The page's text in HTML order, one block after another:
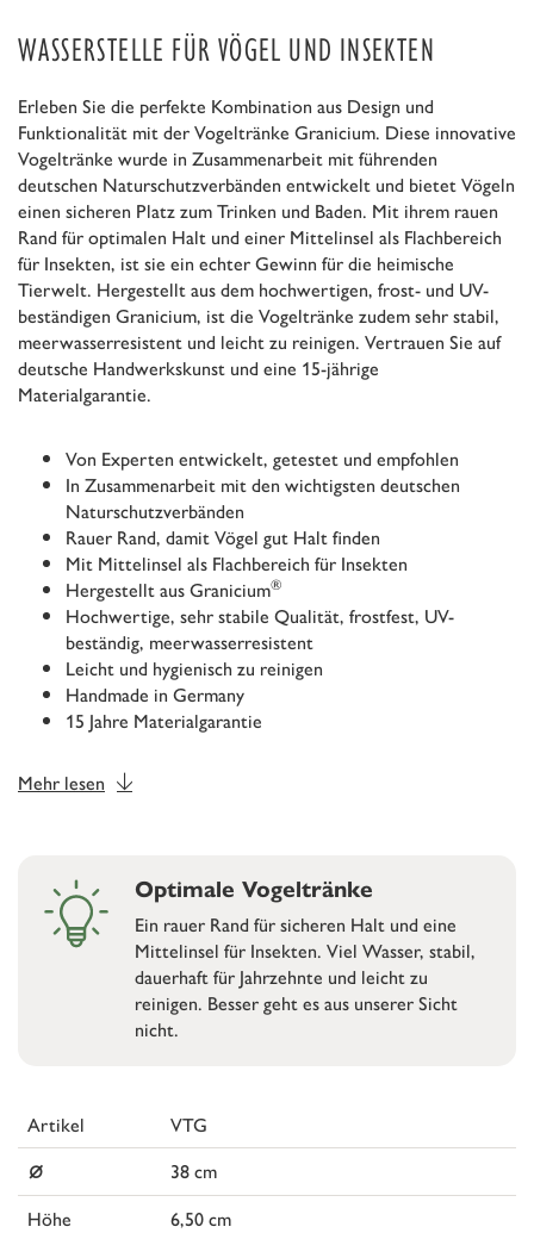
WASSERSTELLE FÜR VÖGEL UND INSEKTEN
Erleben Sie die perfekte Kombination aus Design und
Funktionalität mit der Vogeltränke Granicium. Diese innovative
Vogeltränke wurde in Zusammenarbeit mit führenden
deutschen Naturschutzverbänden entwickelt und bietet Vögeln
einen sicheren Platz zum Trinken und Baden. Mit ihrem rauen
Rand für optimalen Halt und einer Mittelinsel als Flachbereich
für Insekten, ist sie ein echter Gewinn für die heimische
Tierwelt. Hergestellt aus dem hochwertigen, frost- und UV-
beständigen Granicium, ist die Vogeltränke zudem sehr stabil,
meerwasserresistent und leicht zu reinigen. Vertrauen Sie auf
deutsche Handwerkskunst und eine 15-jährige
Materialgarantie.
Von Experten entwickelt, getestet und empfohlen
In Zusammenarbeit mit den wichtigsten deutschen
Naturschutzverbänden
Rauer Rand, damit Vögel gut Halt finden
Mit Mittelinsel als Flachbereich für Insekten
Hergestellt aus Granicium®
Hochwertige, sehr stabile Qualität, frostfest, UV-
beständig, meerwasserresistent
Leicht und hygienisch zu reinigen
Handmade in Germany
15 Jahre Materialgarantie
Mehr lesen
Optimale Vogeltränke
Ein rauer Rand für sicheren Halt und eine
Mittelinsel für Insekten. Viel Wasser, stabil,
dauerhaft für Jahrzehnte und leicht zu
reinigen. Besser geht es aus unserer Sicht
nicht.
Artikel VTG
⌀
38 cm
Höhe
6,50 cm